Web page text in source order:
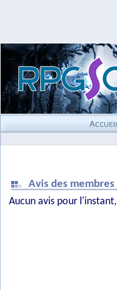
Avis des membres
Aucun avis pour l'instant,